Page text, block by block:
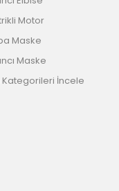
Motor
Maske
Maske
Kategorileri İncele